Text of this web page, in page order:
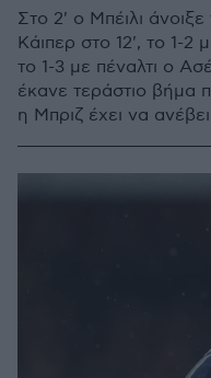
Στο 2' ο Μπέιλι
Κάιπερ στο 12', το 1-2
το 1-3 με πέναλτι ο
έκανε τεράστιο βήμα
η Μπριζ έχει να